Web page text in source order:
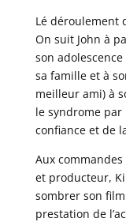
Lé déroulement
On suit John à
son
sa famille et à
meilleur ami) à
le syndrome
confiance et de
Aux
et producteur,
sombrer son
prestation de